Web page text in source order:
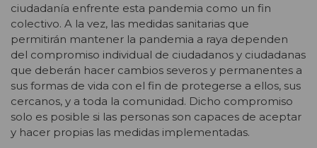
ciudadanía enfrente esta pandemia como un fin
colectivo. A la vez, las medidas sanitarias que
permitirán mantener la pandemia a raya dependen
del compromiso individual de ciudadanos y ciudadanas
que deberán hacer cambios severos y permanentes a
sus formas de vida con el fin de protegerse a ellos, sus
cercanos, y a toda la comunidad. Dicho compromiso
solo es posible si las personas son capaces de aceptar
y hacer propias las medidas implementadas.